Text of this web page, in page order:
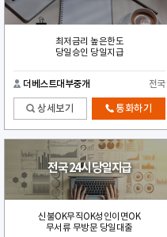
최저금리 높은한도
당일승인 당일지급
더베스트대부중개 전국
상세보기 통화하기
전국 24시 당일지급
신불OK무직OK성인이면OK
무서류 무방문 당일대출